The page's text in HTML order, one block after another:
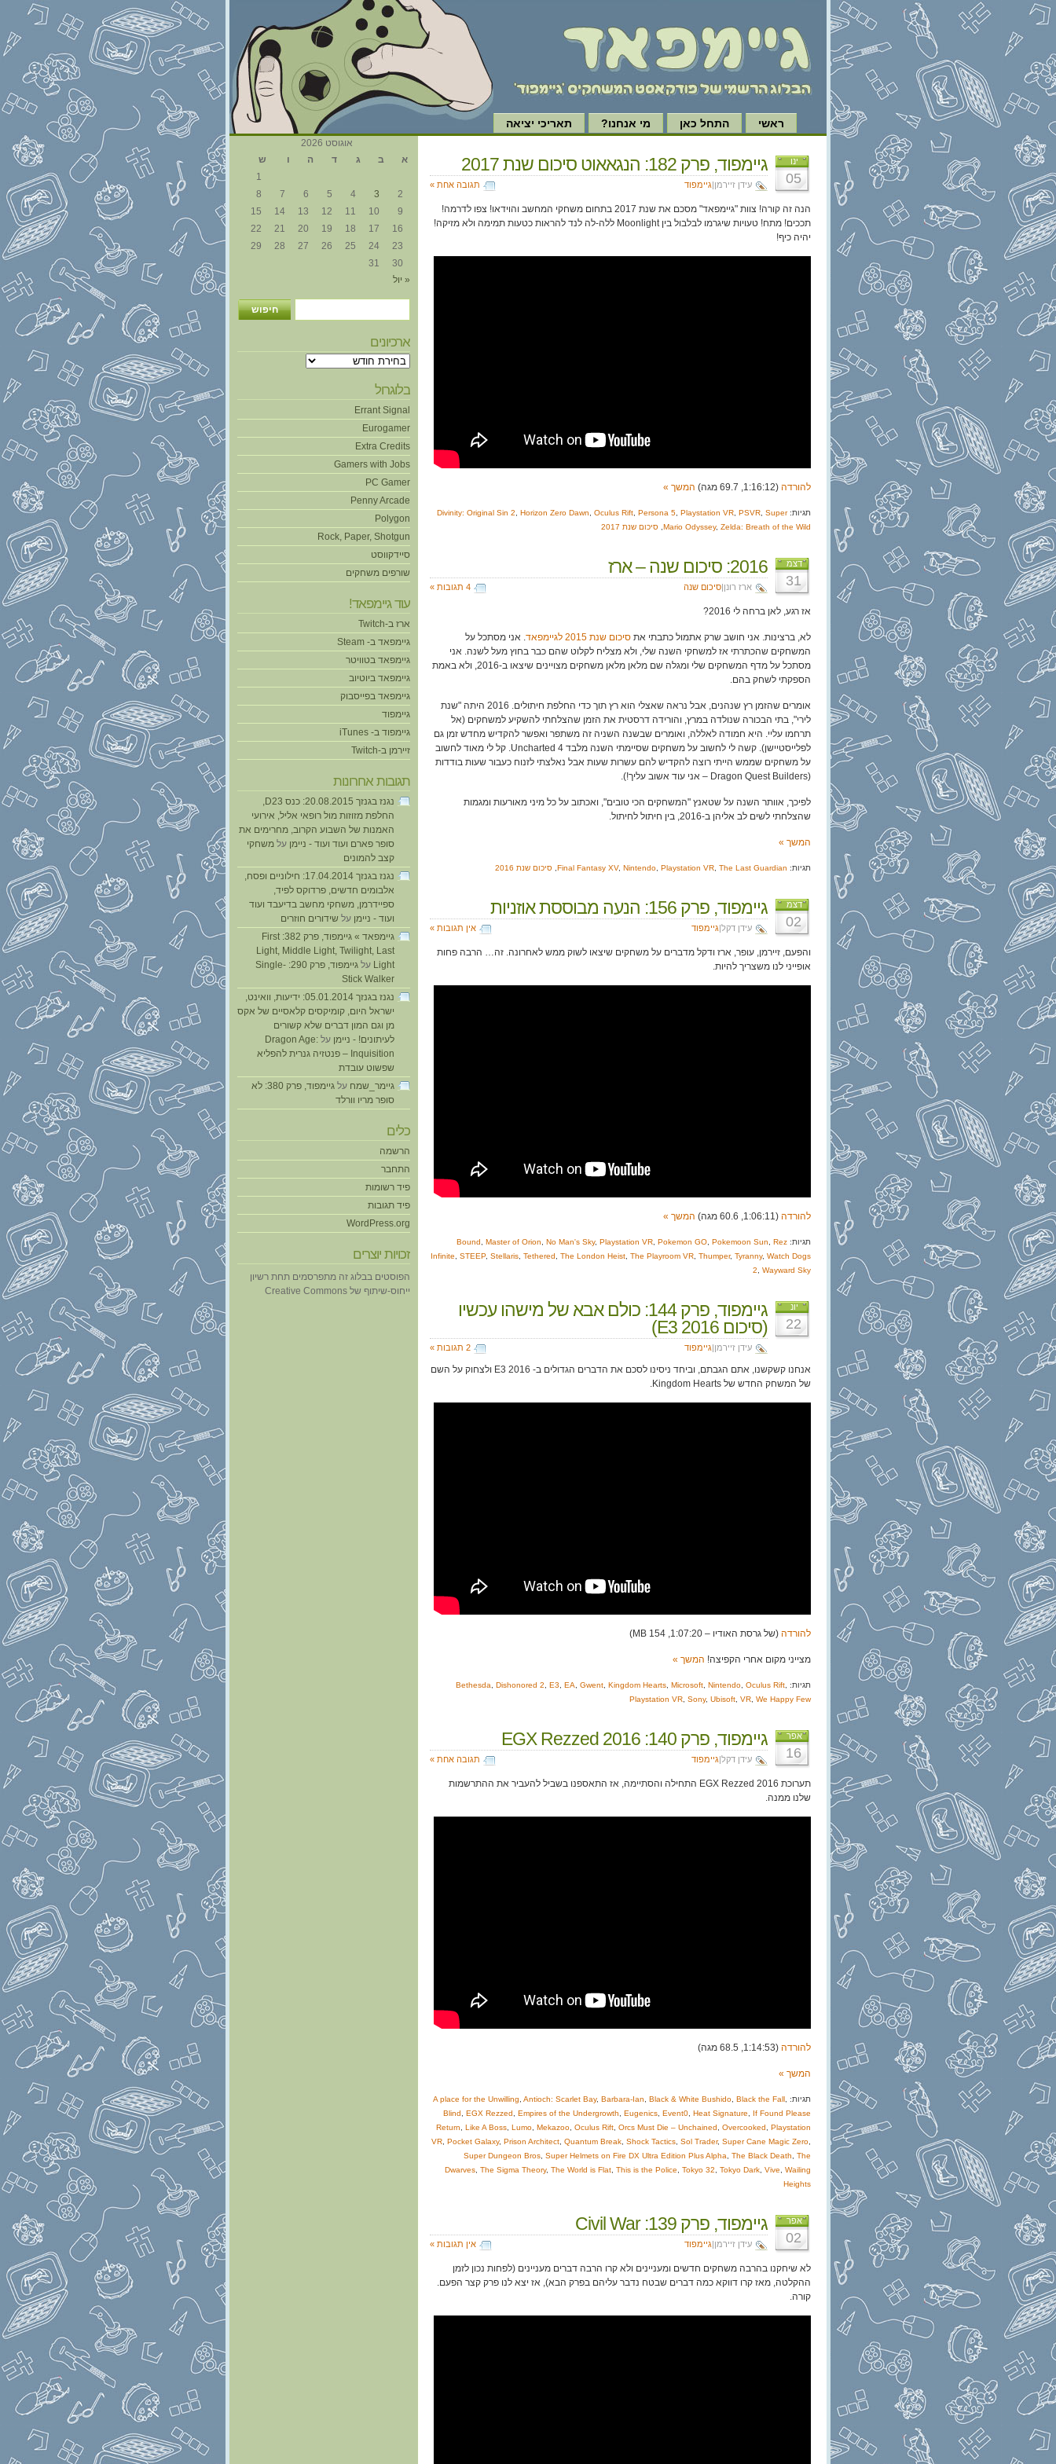
ראשי התחל כאן מי אנחנו? תאריכי יציאה
ינו
05
גיימפוד, פרק 182: הנגאאוט סיכום שנת 2017
עידן זיירמן|גיימפוד תגובה אחת »
הנה זה קורה! צוות "גיימפאד" מסכם את שנת 2017 בתחום משחקי המחשב והוידאו! צפו לדרמה!
תככים! מתח! טעויות שיגרמו לבלבול בין Moonlight ללה-לה לנד להראות כטעות תמימה ולא מזיקה!
יהיה כיף!
להורדה (1:16:12, 69.7 מגה) המשך »
תגיות: Divinity: Original Sin 2 Horizon Zero Dawn Oculus Rift Persona 5 Playstation VR PSVR Super
Mario Odyssey, Zelda: Breath of the Wild סיכום שנת 2017
דצמ
31
2016: סיכום שנה – ארז
ארז רונן|סיכום שנה 4 תגובות »
אז רגע, לאן ברחה לי 2016?
לא, ברצינות. אני חושב שרק אתמול כתבתי את סיכום שנת 2015 לגיימפאד
. אני מסתכל על
המשחקים שהכתרתי אז למשחקי השנה שלי, ולא מצליח לקלוט שהם כבר בחוץ מעל לשנה. אני
מסתכל על מדף המשחקים שלי ומגלה שם מלאן מלאן משחקים מצויינים שיצאו ב-2016, ולא באמת
הספקתי לשחק בהם.
אומרים שהזמן רץ שנהנים, אבל נראה שאצלי הוא רץ תוך כדי החלפת חיתולים. 2016 היתה "שנת
לירי", בתי הבכורה שנולדה במרץ, והורידה דרסטית את הזמן שהצלחתי להשקיע למשחקים (אל
תרחמו עליי. היא חמודה לאללה, ואומרים שבשנה השניה זה משתפר ואפשר להקדיש מחדש זמן גם
לפלייסטיישן). קשה לי לחשוב על משחקים שסיימתי השנה מלבד Uncharted 4. קל לי מאוד לחשוב
על משחקים שממש הייתי רוצה להקדיש להם עשרות שעות אבל נאלצתי לזנוח כעבור שעות בודדות
(Dragon Quest Builders – אני עוד אשוב עליך!).
לפיכך, אוותר השנה על שטאנץ "המשחקים הכי טובים", ואכתוב על כל מיני מאורעות ומגמות
שהצלחתי לשים לב אליהן ב-2016, בין חיתול לחיתול.
המשך »
תגיות: Final Fantasy XV, Nintendo Playstation VR The Last Guardian סיכום שנת 2016
דצמ
02
גיימפוד, פרק 156: הנעה מבוססת אוזניות
עידן דקל|גיימפוד אין תגובות »
והפעם, זיירמן, עופר, ארז ודקל מדברים על משחקים שיצאו לשוק ממש לאחרונה. זה… הרבה פחות
אופייני לנו משצריך להיות.
להורדה (1:06:11, 60.6 מגה) המשך »
תגיות: Bound Master of Orion No Man's Sky, Playstation VR Pokemon GO Pokemoon Sun
Rez
Infinite
STEEP, Stellaris Tethered The London Heist The Playroom VR Thumper, Tyranny, Watch Dogs
2
Wayward Sky
יונ
22
גיימפוד, פרק 144: כולם אבא של מישהו עכשיו
(סיכום E3 2016)
עידן זיירמן|גיימפוד 2 תגובות »
אנחנו קשקשנו, אתם הגבתם, וביחד ניסינו לסכם את הדברים הגדולים ב- E3 2016 ולצחוק על השם
של המשחק החדש של Kingdom Hearts.
להורדה (של גרסת האודיו – 1:07:20, 154 MB)
מצייני מקום אחרי הקפיצה! המשך »
תגיות: Bethesda Dishonored 2 E3 EA Gwent Kingdom Hearts Microsoft Nintendo Oculus Rift
Playstation VR Sony, Ubisoft VR We Happy Few
אפר
16
גיימפוד, פרק 140: EGX Rezzed 2016
עידן דקל|גיימפוד תגובה אחת »
תערוכת EGX Rezzed 2016 התחילה והסתיימה, אז התאספנו בשביל להעביר את ההתרשמות
שלנו ממנה.
להורדה (1:14:53, 68.5 מגה)
המשך »
תגיות: A place for the Unwilling Antioch: Scarlet Bay, Barbara-Ian Black & White Bushido Black the Fall
Blind
EGX Rezzed Empires of the Undergrowth Eugenics Event0 Heat Signature
If Found Please
Return
Like A Boss Lumo Mekazoo Oculus Rift Orcs Must Die – Unchained Overcooked
Playstation
VR Pocket Galaxy, Prison Architect Quantum Break Shock Tactics Sol Trader, Super Cane Magic Zero
Super Dungeon Bros Super Helmets on Fire DX Ultra Edition Plus Alpha The Black Death
The
Dwarves The Sigma Theory, The World is Flat This is the Police Tokyo 32 Tokyo Dark Vive
Wailing
Heights
אפר
02
גיימפוד, פרק 139: Civil War
עידן זיירמן|גיימפוד אין תגובות »
לא שיחקנו בהרבה משחקים חדשים ומעניינים ולא קרו הרבה דברים מעניינים (לפחות נכון לזמן
ההקלטה, מאז קרו דווקא כמה דברים שבטח נדבר עליהם בפרק הבא), אז יצא לנו פרק קצר הפעם.
קורה.
אוגוסט 2026
א
ב ג ד ה ו
ש
1
2
3
4
5
6
7
8
9
10
11
12
13
14
15
16
17
18
19
20
21
22
23
24
25
26
27
28
29
30
31
« יול
ארכיונים
ארכיונים
בלוגרול
Errant Signal
Eurogamer
Extra Credits
Gamers with Jobs
PC Gamer
Penny Arcade
Polygon
Rock, Paper, Shotgun
סיידקווסט
שורפים משחקים
עוד גיימפאד!
ארז ב-Twitch
גיימפאד ב- Steam
גיימפאד בטוויטר
גיימפאד ביוטיוב
גיימפאד בפייסבוק
גיימפוד
גיימפוד ב- iTunes
זיירמן ב-Twitch
תגובות אחרונות
נגנז בגנזך 20.08.2015: כנס D23,
החלפת מזוזות מול רופאי אליל, אירועי
האמנות של השבוע הקרוב, מחרימים את
סופר פארם ועוד ועוד - ניימן על משחקי
קצב להמונים
נגנז בגנזך 17.04.2014: חילוניים ופסח,
אלבומים חדשים, פרדוקס לפיד,
ספיידרמן, משחקי מחשב בדיעבד ועוד
ועוד - ניימן על שידורים חוזרים
גיימפאד » גיימפוד, פרק 382: First
Light, Middle Light, Twilight, Last
Light על
גיימפוד, פרק 290: Single-
Stick Walker
נגנז בגנזך 05.01.2014: ידיעות, וואינט,
ישראל היום, קומיקסים קלאסיים של אקס
מן וגם המון דברים שלא קשורים
לעיתונים! - ניימן על Dragon Age:
Inquisition – פנטזיה גנרית להפליא
שפשוט עובדת
גיימר_שמח על
גיימפוד, פרק 380: לא
סופר מריו וורלד
כלים
הרשמה
התחבר
פיד רשומות
פיד תגובות
WordPress.org
זכויות יוצרים
הפוסטים בבלוג זה מתפרסמים תחת רשיון
ייחוס-שיתוף של Creative Commons